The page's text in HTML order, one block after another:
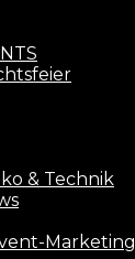
& Technik
Marketing